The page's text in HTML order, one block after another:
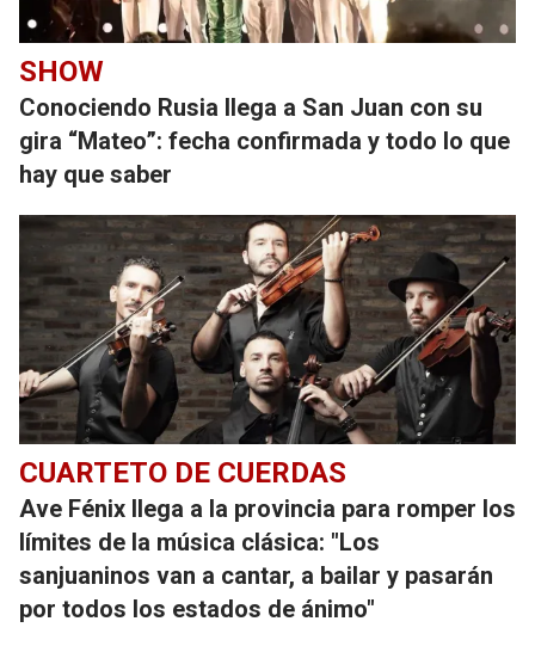
SHOW
Conociendo Rusia llega a San Juan con su
gira “Mateo”: fecha confirmada y todo lo que
hay que saber
CUARTETO DE CUERDAS
Ave Fénix llega a la provincia para romper los
límites de la música clásica: "Los
sanjuaninos van a cantar, a bailar y pasarán
por todos los estados de ánimo"